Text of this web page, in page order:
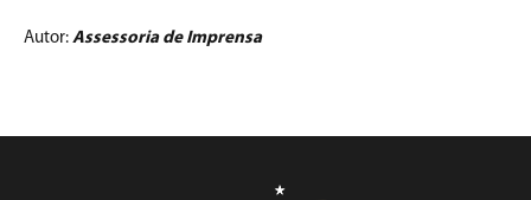
Autor: Assessoria de Imprensa